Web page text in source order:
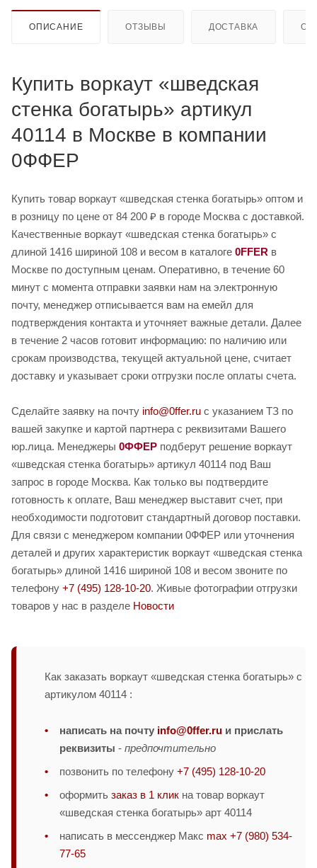
ОПИСАНИЕ ОТЗЫВЫ ДОСТАВКА
Купить воркаут «шведская
стенка богатырь» артикул
40114 в Москве в компании
0ФФЕР
Купить товар воркаут «шведская стенка богатырь» оптом и
в розницу по цене от 84 200 ₽ в городе Москва с доставкой.
Качественные воркаут «шведская стенка богатырь» с
длиной 1416 шириной 108 и весом в каталоге 0FFER в
Москве по доступным ценам. Оперативно, в течение 60
минут с момента отправки заявки нам на электронную
почту, менеджер отписывается вам на емейл для
подтверждения контакта и уточняет важные детали. Далее
в течение 2 часов готовит информацию: по наличию или
срокам производства, текущей актуальной цене, считает
доставку и указывает сроки отгрузки после оплаты счета.
Сделайте заявку на почту info@0ffer.ru с указанием ТЗ по
вашей закупке и картой партнера с реквизитами Вашего
юр.лица. Менеджеры 0ФФЕР подберут решение воркаут
«шведская стенка богатырь» артикул 40114 под Ваш
запрос в городе Москва. Как только вы подтвердите
готовность к оплате, Ваш менеджер выставит счет, при
необходимости подготовит стандартный договор поставки.
Для связи с менеджером компании 0ФФЕР или уточнения
деталей и других характеристик воркаут «шведская стенка
богатырь» длиной 1416 шириной 108 и весом звоните по
телефону +7 (495) 128-10-20. Живые фотографии отгрузки
товаров у нас в разделе Новости
Как заказать воркаут «шведская стенка богатырь» с
артикулом 40114 :
написать на почту info@0ffer.ru и прислать
реквизиты - предпочтительно
позвонить по телефону +7 (495) 128-10-20
оформить заказ в 1 клик на товар воркаут
«шведская стенка богатырь» арт 40114
написать в мессенджер Макс max +7 (980) 534-
77-65